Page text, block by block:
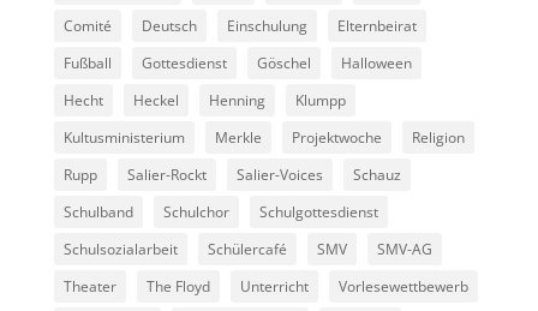
Comité
Deutsch Einschulung
Elternbeirat
Fußball
Gottesdienst Göschel
Halloween
Hecht
Heckel Henning
Klumpp
Kultusministerium
Merkle Projektwoche
Religion
Rupp
Salier-Rockt Salier-Voices
Schauz
Schulband
Schulchor
Schulgottesdienst
Schulsozialarbeit
Schülercafé SMV
SMV-AG
Theater
The Floyd Unterricht
Vorlesewettbewerb